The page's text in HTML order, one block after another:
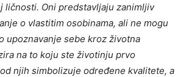
ličnosti. Oni predstavljaju zanimljiv
o vlastitim osobinama, ali ne mogu
upoznavanje sebe kroz životna
na to koju ste životinju prvo
njih simbolizuje određene kvalitete, a